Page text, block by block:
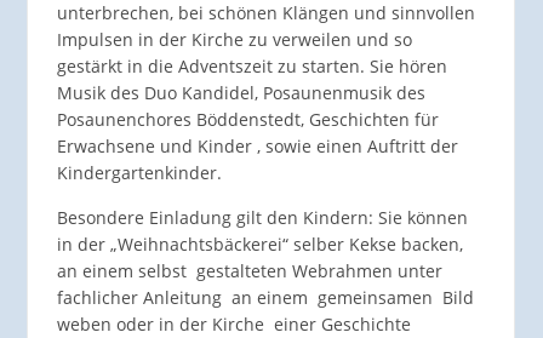
unterbrechen, bei schönen Klängen und sinnvollen
Impulsen in der Kirche zu verweilen und so
gestärkt in die Adventszeit zu starten. Sie hören
Musik des Duo Kandidel, Posaunenmusik des
Posaunenchores Böddenstedt, Geschichten für
Erwachsene und Kinder , sowie einen Auftritt der
Kindergartenkinder.
Besondere Einladung gilt den Kindern: Sie können
in der „Weihnachtsbäckerei“ selber Kekse backen,
an einem selbst gestalteten Webrahmen unter
fachlicher Anleitung an einem gemeinsamen Bild
weben oder in der Kirche einer Geschichte